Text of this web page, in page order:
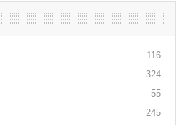
116
324
55
245